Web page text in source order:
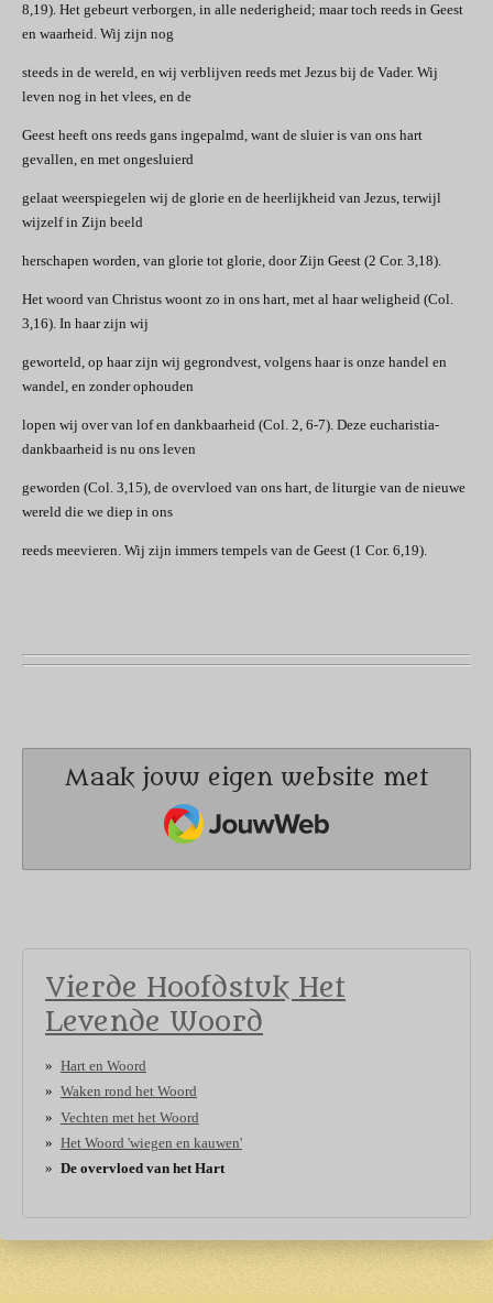
8,19). Het gebeurt verborgen, in alle nederigheid; maar toch reeds in Geest
en waarheid. Wij zijn nog
steeds in de wereld, en wij verblijven reeds met Jezus bij de Vader. Wij
leven nog in het vlees, en de
Geest heeft ons reeds gans ingepalmd, want de sluier is van ons hart
gevallen, en met ongesluierd
gelaat weerspiegelen wij de glorie en de heerlijkheid van Jezus, terwijl
wijzelf in Zijn beeld
herschapen worden, van glorie tot glorie, door Zijn Geest (2 Cor. 3,18).
Het woord van Christus woont zo in ons hart, met al haar weligheid (Col.
3,16). In haar zijn wij
geworteld, op haar zijn wij gegrondvest, volgens haar is onze handel en
wandel, en zonder ophouden
lopen wij over van lof en dankbaarheid (Col. 2, 6-7). Deze eucharistia-
dankbaarheid is nu ons leven
geworden (Col. 3,15), de overvloed van ons hart, de liturgie van de nieuwe
wereld die we diep in ons
reeds meevieren. Wij zijn immers tempels van de Geest (1 Cor. 6,19).
Maak jouw eigen website met
JouwWeb
Vierde Hoofdstuk Het
Levende Woord
Hart en Woord
Waken rond het Woord
Vechten met het Woord
Het Woord 'wiegen en kauwen'
De overvloed van het Hart